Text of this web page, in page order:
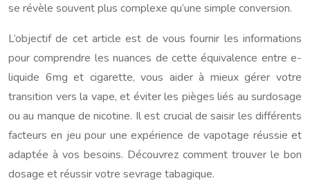
se révèle souvent plus complexe qu’une simple conversion.
L’objectif de cet article est de vous fournir les informations
pour comprendre les nuances de cette équivalence entre e-
liquide 6mg et cigarette, vous aider à mieux gérer votre
transition vers la vape, et éviter les pièges liés au surdosage
ou au manque de nicotine. Il est crucial de saisir les différents
facteurs en jeu pour une expérience de vapotage réussie et
adaptée à vos besoins. Découvrez comment trouver le bon
dosage et réussir votre sevrage tabagique.